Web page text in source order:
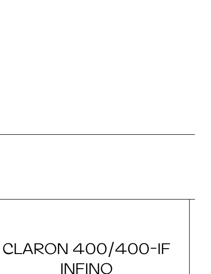
CLARON 400/400-IF
INFINO